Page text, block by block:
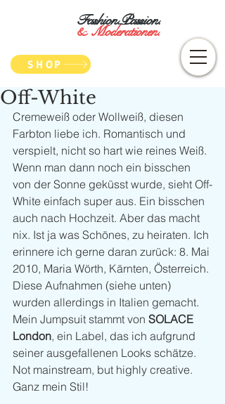
Fashion.Passion.
&Moderationen.
SHOP
Off-White
Cremeweiß oder Wollweiß, diesen
Farbton liebe ich. Romantisch und
verspielt, nicht so hart wie reines Weiß.
Wenn man dann noch ein bisschen
von der Sonne geküsst wurde, sieht Off-
White einfach super aus. Ein bisschen
auch nach Hochzeit. Aber das macht
nix. Ist ja was Schönes, zu heiraten. Ich
erinnere ich gerne daran zurück: 8. Mai
2010, Maria Wörth, Kärnten, Österreich.
Diese Aufnahmen (siehe unten)
wurden allerdings in Italien gemacht.
Mein Jumpsuit stammt von SOLACE
London, ein Label, das ich aufgrund
seiner ausgefallenen Looks schätze.
Not mainstream, but highly creative.
Ganz mein Stil!